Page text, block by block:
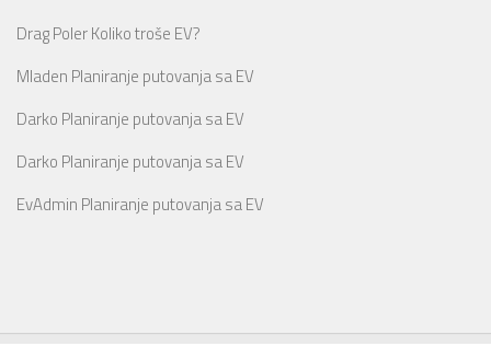
Drag PolerKoliko troše EV?
Mladen Planiranje putovanja sa EV
Darko Planiranje putovanja sa EV
Darko Planiranje putovanja sa EV
EvAdmin Planiranje putovanja sa EV